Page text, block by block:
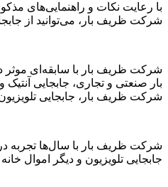
با رعایت نکات و راهنمایی‌های
شرکت ظریف بار، می‌توانید از
شرکت ظریف بار با سابقه‌ای موثر
بار صنعتی و تجاری، جابجایی
شرکت ظریف بار، جابجایی
شرکت ظریف بار با سال‌ها تجربه
جابجایی تلویزیون و دیگر اموال